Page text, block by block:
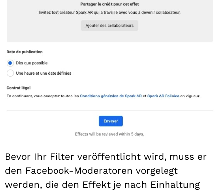
Bevor Ihr Filter veröffentlicht wird, muss er
den Facebook-Moderatoren vorgelegt
werden, die den Effekt je nach Einhaltung